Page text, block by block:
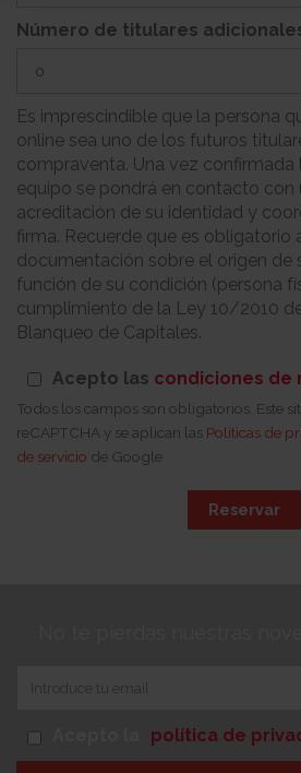
Número de titulares
Es imprescindible que la persona
online sea uno de los futuros
compraventa. Una vez confirmada
equipo se pondrá en contacto con
acreditación de su identidad y
firma. Recuerde que es obligatorio
documentación sobre el origen de
función de su condición (persona
cumplimiento de la Ley 10/2010
Blanqueo de Capitales.
Acepto las condiciones de
Todos los campos son obligatorios. Este
reCAPTCHA y se aplican las Políticas de
de servicio de Google
Reservar
política de